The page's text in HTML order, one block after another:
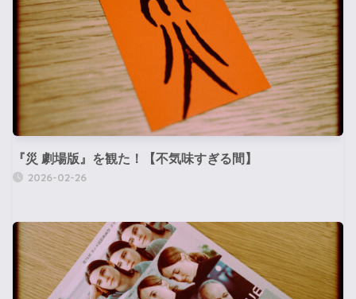
『災 劇場版』を観た！【不気味すぎる間】
2026-02-26